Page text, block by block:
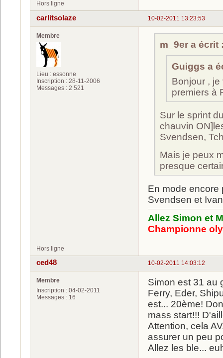
Hors ligne
10-02-2011 13:23:53
carlitsolaze
Membre
Lieu : essonne
Inscription : 28-11-2006
Messages : 2 521
m_9er a écrit
Guiggs a
Bonjour ,
premiers à
Sur le sprint
chauvin
Svendsen,
Mais je peux
presque
En mode encore
Svendsen et
Allez Simon et
Championne
Hors ligne
10-02-2011 14:03:12
ced48
Membre
Inscription : 04-02-2011
Messages : 16
Simon est 31 au
Ferry, Eder,
est... 20ème!
mass start!!!
Attention, cela
assurer un peu
Allez les ble...